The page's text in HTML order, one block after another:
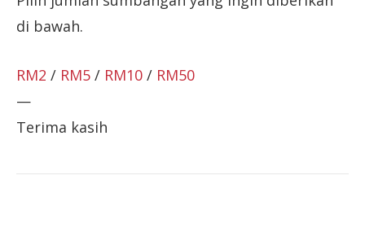
di bawah.
RM2 / RM5 / RM10 / RM50
—
Terima kasih